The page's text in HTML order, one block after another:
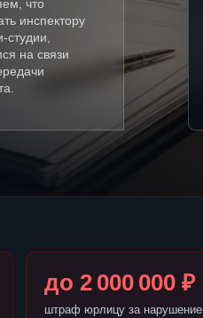
что
инспектору
студии,
на связи
до 2 000 000 ₽
штраф юрлицу за нарушение